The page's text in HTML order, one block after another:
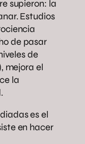
supieron: la
Estudios
de pasar
de
mejora el
la
es el
en hacer